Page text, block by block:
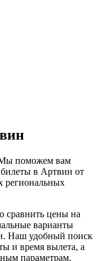
поможем вам
в Артвин от
региональных
сравнить цены на
варианты
Наш удобный поиск
и время вылета, а
параметрам,